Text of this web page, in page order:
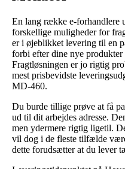
En lang række e-forhandlere
forskellige muligheder for
er i øjeblikket levering til en
forbi efter dine nye produkter
Fragtløsningen er jo rigtig
mest prisbevidste
MD-460.
Du burde tillige prøve at få
ud til dit arbejdes adresse.
men ydermere rigtig ligetil.
vil dog i de fleste tilfælde
dette forudsætter at du lever